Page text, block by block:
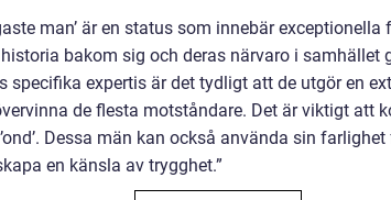
man’ är en status som innebär
bakom sig och deras närvaro i samhället
specifika expertis är det tydligt att de utgör en
de flesta motståndare. Det är viktigt att
Dessa män kan också använda sin
en känsla av trygghet.”